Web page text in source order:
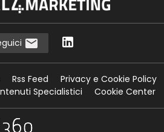
Rss Feed
Privacy e Cookie Policy
Specialistici
Cookie Center